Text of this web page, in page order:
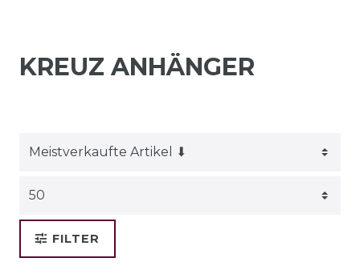
KREUZ ANHÄNGER
FILTER